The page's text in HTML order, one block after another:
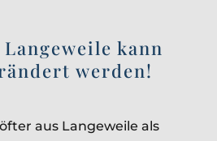
Langeweile kann
werden!
aus Langeweile als